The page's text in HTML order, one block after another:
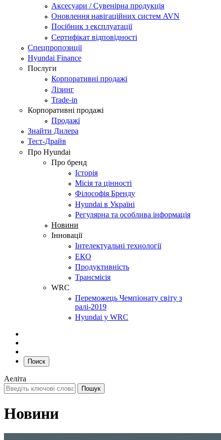
Аксесуари / Сувенірна продукція
Оновлення навігаційних систем AVN
Посібник з експлуатації
Сертифікат відповідності
Спецпропозиції
Hyundai Finance
Послуги
Корпоративні продажі
Лізинг
Trade-in
Корпоративні продажі
Продажі
Знайти Дилера
Тест-Драйв
Про Hyundai
Про бренд
Історія
Місія та цінності
Філософія Бренду
Hyundai в Україні
Регулярна та особлива інформація
Новини
Інновації
Інтелектуальні технології
ЕКО
Продуктивність
Трансмісія
WRC
Переможець Чемпіонату світу з
ралі-2019
Hyundai у WRC
Поиск
Аеліта
Новини